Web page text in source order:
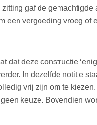
gaf de
vergoeding vroeg of
deze constructie
In dezelfde notitie
vrij zijn om te
keuze. Bovendien